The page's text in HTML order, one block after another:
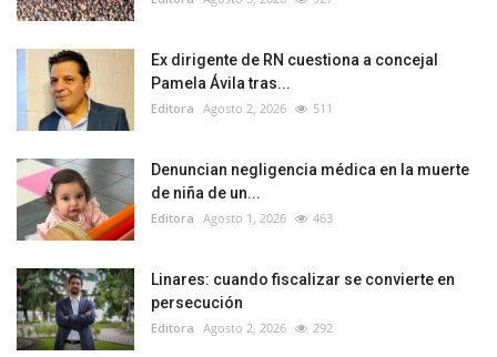
Ex dirigente de RN cuestiona a concejal
Pamela Ávila tras...
Editora Agosto 2, 2026 511
Denuncian negligencia médica en la muerte
de niña de un...
Editora Agosto 1, 2026 463
Linares: cuando fiscalizar se convierte en
persecución
Editora Agosto 2, 2026 292